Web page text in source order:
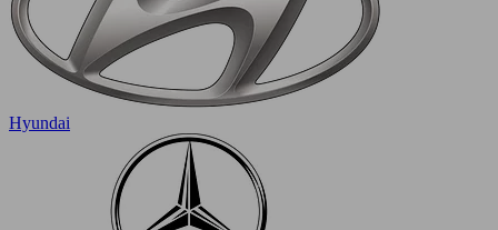
Hyundai